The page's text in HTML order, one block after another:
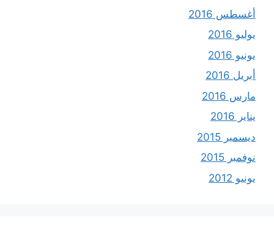
أغسطس 2016
يوليو 2016
يونيو 2016
أبريل 2016
مارس 2016
يناير 2016
ديسمبر 2015
نوفمبر 2015
يونيو 2012